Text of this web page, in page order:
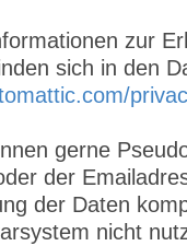
zur
sich in den
gerne
der
der Daten
nicht